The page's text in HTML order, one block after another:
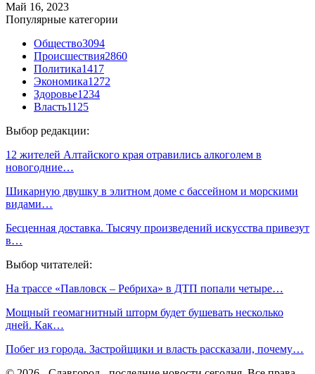
Май 16, 2023
Популярные категории
Общество3094
Происшествия2860
Политика1417
Экономика1272
Здоровье1234
Власть1125
Выбор редакции:
12 жителей Алтайского края отравились алкоголем в
новогодние…
Шикарную двушку в элитном доме с бассейном и морскими
видами…
Бесценная доставка. Тысячу произведений искусства привезут
в…
Выбор читателей:
На трассе «Павловск – Ребриха» в ДТП попали четыре…
Мощный геомагнитный шторм будет бушевать несколько
дней. Как…
Побег из города. Застройщики и власть рассказали, почему…